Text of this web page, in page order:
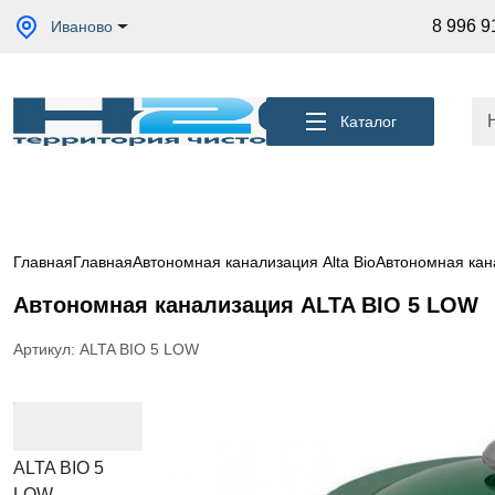
Иваново 8 996
Каталог
Акции
скважины
Фильтры
коттеджа
Септики
ГлавнаяГлавнаяАвтономная канализация Alta BioАвтономная
Автономная канализация ALTA BIO 5 LOW
Артикул: ALTA BIO 5 LOW